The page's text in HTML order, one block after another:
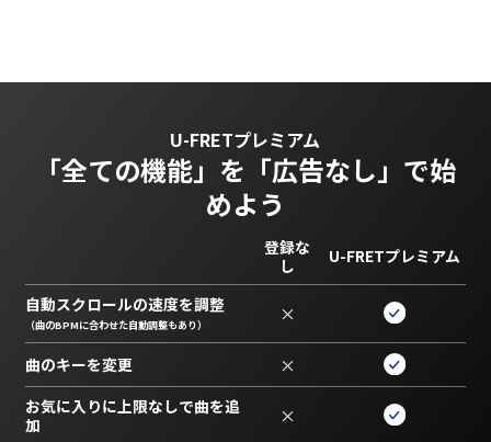
U-FRETプレミアム
「全ての機能」を 「広告なし」で始
めよう
登録な
し
U-FRETプレミアム
自動スクロールの速度を調整
（曲のBPMに合わせた自動調整もあり） ×
曲のキーを変更 ×
お気に入りに上限なしで曲を追
加
×